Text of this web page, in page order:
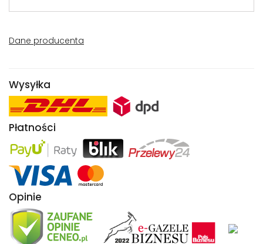
Dane producenta
Wysyłka
Płatności
Opinie